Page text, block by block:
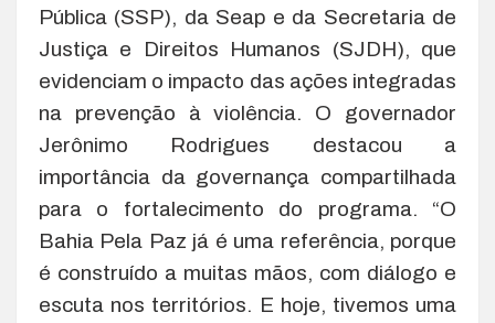
Pública (SSP), da Seap e da Secretaria de
Justiça e Direitos Humanos (SJDH), que
evidenciam o impacto das ações integradas
na prevenção à violência. O governador
Jerônimo Rodrigues destacou a
importância da governança compartilhada
para o fortalecimento do programa. “O
Bahia Pela Paz já é uma referência, porque
é construído a muitas mãos, com diálogo e
escuta nos territórios. E hoje, tivemos uma